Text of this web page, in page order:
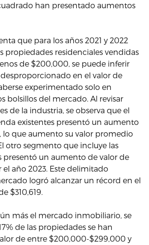
han presentado aumentos
que para los años 2021 y 2022
propiedades residenciales vendidas
de $200,000, se puede inferir
en el valor de
experimentado solo en
bolsillos del mercado. Al revisar
de la industria, se observa que el
existentes presentó un aumento
lo que aumento su valor promedio
otro segmento que incluye las
presentó un aumento de valor de
el año 2023. Este delimitado
logró alcanzar un récord en el
$310,619.
más el mercado inmobiliario, se
de las propiedades se han
de entre $200,000-$299,000 y